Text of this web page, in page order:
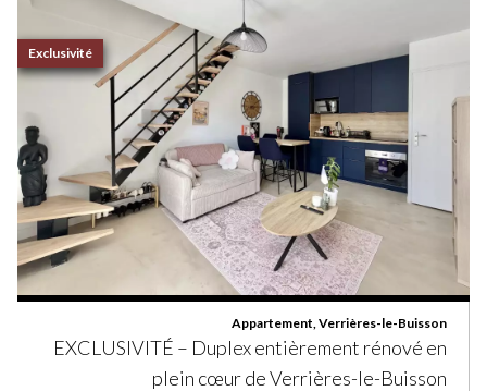
Appartement, Verrières-le-Buisson
EXCLUSIVITÉ – Duplex entièrement rénové en
plein cœur de Verrières-le-Buisson
Exclusivité